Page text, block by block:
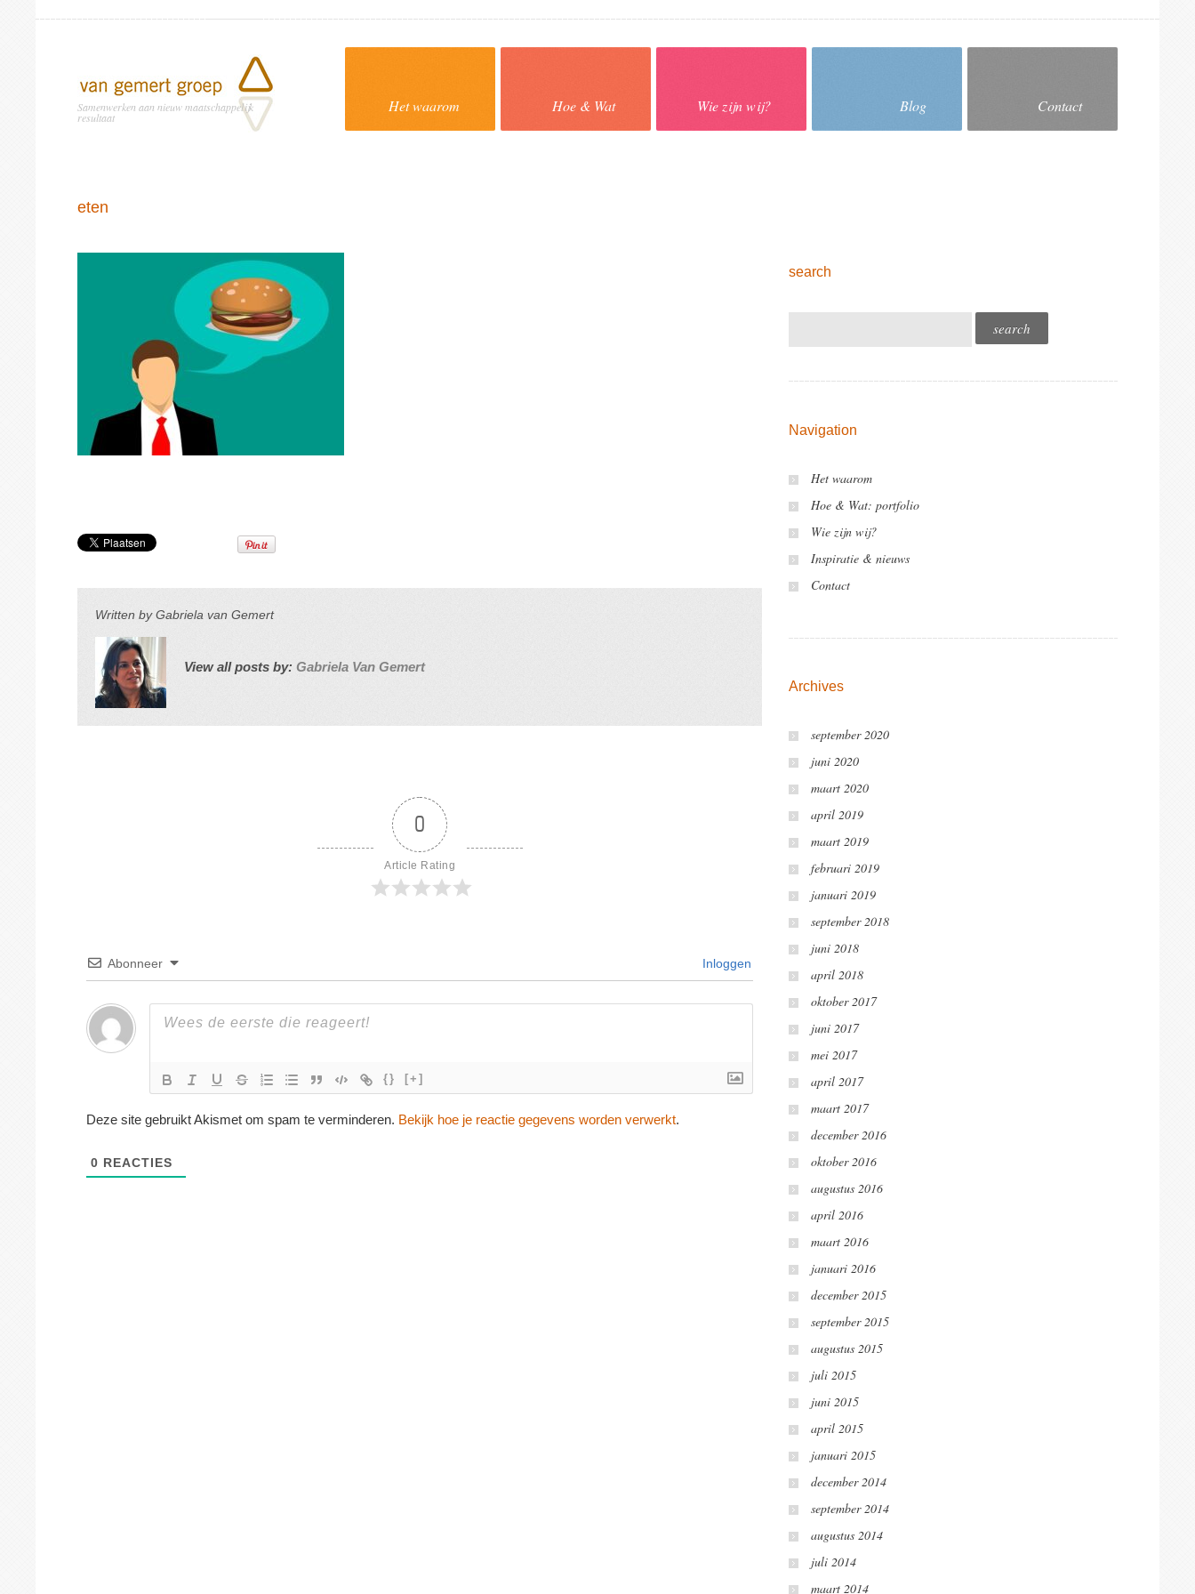
Samenwerken aan nieuw maatschappelijk
resultaat
Het waarom Hoe & Wat Wie zijn wij? Blog Contact
eten
Written byGabriela van Gemert
View all posts by: Gabriela Van Gemert
0
Article Rating
Abonneer Inloggen
{} [+]
Deze site gebruikt Akismet om spam te verminderen. Bekijk hoe je reactie gegevens worden verwerkt.
0 REACTIES
search
Navigation
Het waarom
Hoe & Wat: portfolio
Wie zijn wij?
Inspiratie & nieuws
Contact
Archives
september 2020
juni 2020
maart 2020
april 2019
maart 2019
februari 2019
januari 2019
september 2018
juni 2018
april 2018
oktober 2017
juni 2017
mei 2017
april 2017
maart 2017
december 2016
oktober 2016
augustus 2016
april 2016
maart 2016
januari 2016
december 2015
september 2015
augustus 2015
juli 2015
juni 2015
april 2015
januari 2015
december 2014
september 2014
augustus 2014
juli 2014
maart 2014